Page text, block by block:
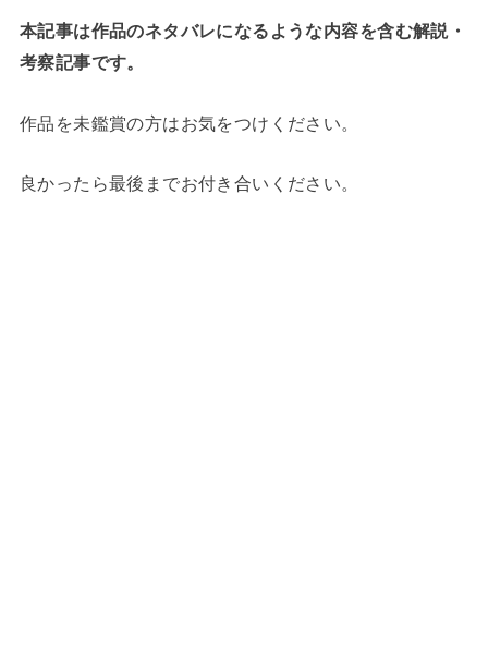
本記事は作品のネタバレになるような内容を含む解説・
考察記事です。
作品を未鑑賞の方はお気をつけください。
良かったら最後までお付き合いください。